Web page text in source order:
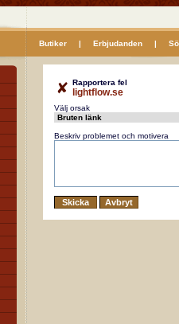
Butiker| Erbjudanden|
Rapportera fel
lightflow.se
Välj orsak
Beskriv problemet och motivera